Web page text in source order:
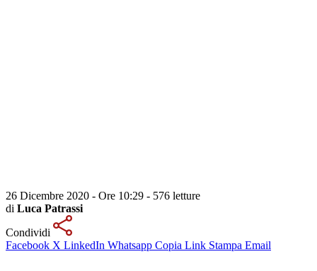
26 Dicembre 2020 - Ore 10:29 - 576 letture
di Luca Patrassi
Condividi
Facebook X LinkedIn Whatsapp Copia Link Stampa Email